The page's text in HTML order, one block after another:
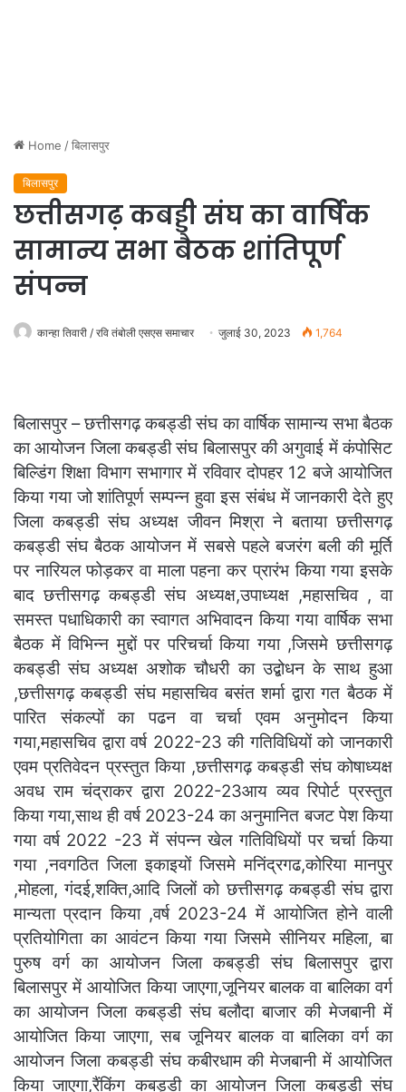
Home /बिलासपुर
बिलासपुर
छत्तीसगढ़ कबड्डी संघ का वार्षिक
सामान्य सभा बैठक शांतिपूर्ण
संपन्न
कान्हा तिवारी / रवि तंबोली एसएस समाचार जुलाई 30, 2023 1,764
बिलासपुर – छत्तीसगढ़ कबड्डी संघ का वार्षिक सामान्य सभा बैठक
का आयोजन जिला कबड्डी संघ बिलासपुर की अगुवाई में कंपोसिट
बिल्डिंग शिक्षा विभाग सभागार में रविवार दोपहर 12 बजे आयोजित
किया गया जो शांतिपूर्ण सम्पन्न हुवा इस संबंध में जानकारी देते हुए
जिला कबड्डी संघ अध्यक्ष जीवन मिश्रा ने बताया छत्तीसगढ़
कबड्डी संघ बैठक आयोजन में सबसे पहले बजरंग बली की मूर्ति
पर नारियल फोड़कर वा माला पहना कर प्रारंभ किया गया इसके
बाद छत्तीसगढ़ कबड्डी संघ अध्यक्ष,उपाध्यक्ष ,महासचिव , वा
समस्त पधाधिकारी का स्वागत अभिवादन किया गया वार्षिक सभा
बैठक में विभिन्न मुद्दों पर परिचर्चा किया गया ,जिसमे छत्तीसगढ़
कबड्डी संघ अध्यक्ष अशोक चौधरी का उद्बोधन के साथ हुआ
,छत्तीसगढ़ कबड्डी संघ महासचिव बसंत शर्मा द्वारा गत बैठक में
पारित संकल्पों का पढन वा चर्चा एवम अनुमोदन किया
गया,महासचिव द्वारा वर्ष 2022-23 की गतिविधियों को जानकारी
एवम प्रतिवेदन प्रस्तुत किया ,छत्तीसगढ़ कबड्डी संघ कोषाध्यक्ष
अवध राम चंद्राकर द्वारा 2022-23आय व्यव रिपोर्ट प्रस्तुत
किया गया,साथ ही वर्ष 2023-24 का अनुमानित बजट पेश किया
गया वर्ष 2022 -23 में संपन्न खेल गतिविधियों पर चर्चा किया
गया ,नवगठित जिला इकाइयों जिसमे मनिंद्रगढ,कोरिया मानपुर
,मोहला, गंदई,शक्ति,आदि जिलों को छत्तीसगढ़ कबड्डी संघ द्वारा
मान्यता प्रदान किया ,वर्ष 2023-24 में आयोजित होने वाली
प्रतियोगिता का आवंटन किया गया जिसमे सीनियर महिला, बा
पुरुष वर्ग का आयोजन जिला कबड्डी संघ बिलासपुर द्वारा
बिलासपुर में आयोजित किया जाएगा,जूनियर बालक वा बालिका वर्ग
का आयोजन जिला कबड्डी संघ बलौदा बाजार की मेजबानी में
आयोजित किया जाएगा, सब जूनियर बालक वा बालिका वर्ग का
आयोजन जिला कबड्डी संघ कबीरधाम की मेजबानी में आयोजित
किया जाएगा,रैंकिंग कबड्डी का आयोजन जिला कबड्डी संघ